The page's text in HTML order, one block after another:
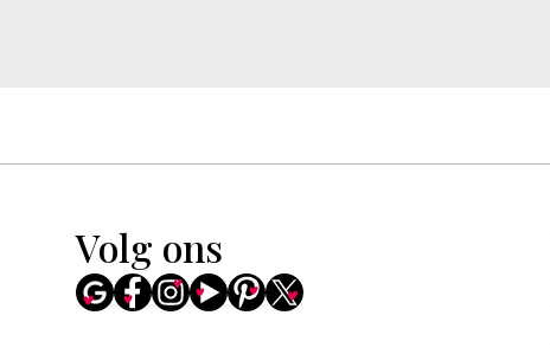
Volg ons